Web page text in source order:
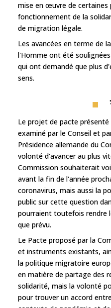
mise en œuvre de
fonctionnement de la
de migration légale.
Les avancées en terme de
l'Homme ont été
qui ont demandé que plus
sens.
Le projet de pacte
examiné par le Conseil et
Présidence allemande du
volonté d'avancer au plus
Commission souhaiterait
avant la fin de l'année
coronavirus, mais aussi la
public sur cette question
pourraient toutefois rendre
que prévu.
Le Pacte proposé par la
et instruments existants,
la politique migratoire
en matière de partage des
solidarité, mais la volonté
pour trouver un accord